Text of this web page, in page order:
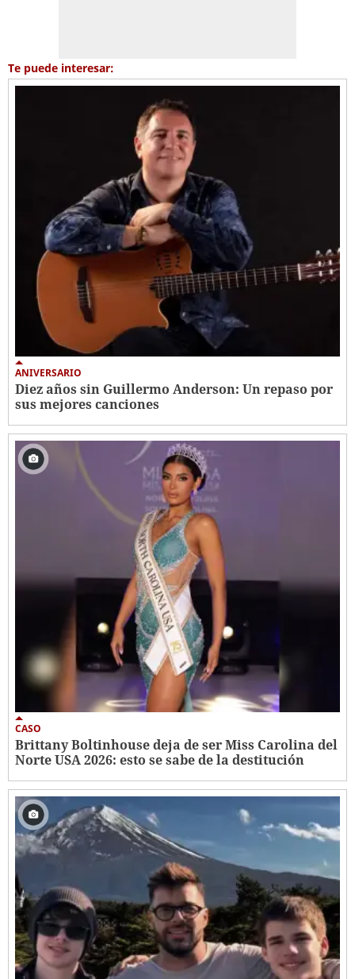
Te puede interesar:
ANIVERSARIO
Diez años sin Guillermo Anderson: Un repaso por
sus mejores canciones
CASO
Brittany Boltinhouse deja de ser Miss Carolina del
Norte USA 2026: esto se sabe de la destitución